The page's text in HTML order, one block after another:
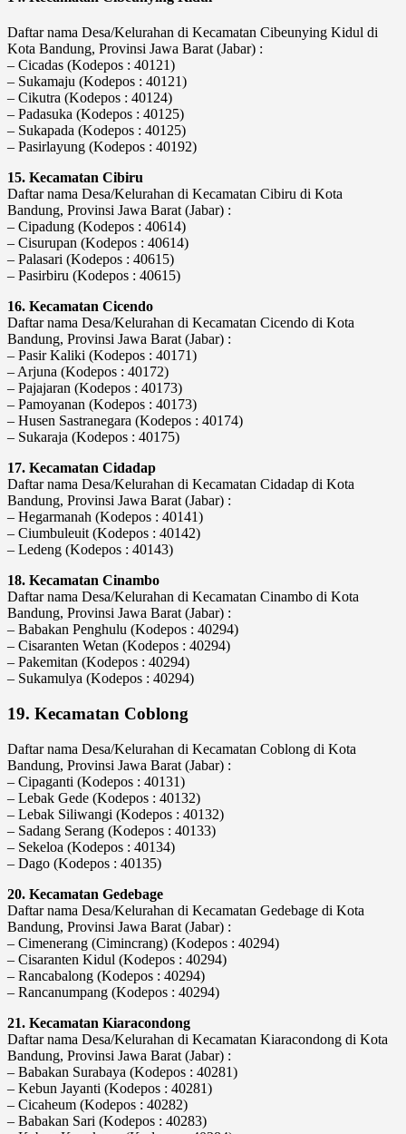
Daftar nama Desa/Kelurahan di Kecamatan Cibeunying Kidul di
Kota Bandung, Provinsi Jawa Barat (Jabar) :
– Cicadas (Kodepos : 40121)
– Sukamaju (Kodepos : 40121)
– Cikutra (Kodepos : 40124)
– Padasuka (Kodepos : 40125)
– Sukapada (Kodepos : 40125)
– Pasirlayung (Kodepos : 40192)
15. Kecamatan Cibiru
Daftar nama Desa/Kelurahan di Kecamatan Cibiru di Kota
Bandung, Provinsi Jawa Barat (Jabar) :
– Cipadung (Kodepos : 40614)
– Cisurupan (Kodepos : 40614)
– Palasari (Kodepos : 40615)
– Pasirbiru (Kodepos : 40615)
16. Kecamatan Cicendo
Daftar nama Desa/Kelurahan di Kecamatan Cicendo di Kota
Bandung, Provinsi Jawa Barat (Jabar) :
– Pasir Kaliki (Kodepos : 40171)
– Arjuna (Kodepos : 40172)
– Pajajaran (Kodepos : 40173)
– Pamoyanan (Kodepos : 40173)
– Husen Sastranegara (Kodepos : 40174)
– Sukaraja (Kodepos : 40175)
17. Kecamatan Cidadap
Daftar nama Desa/Kelurahan di Kecamatan Cidadap di Kota
Bandung, Provinsi Jawa Barat (Jabar) :
– Hegarmanah (Kodepos : 40141)
– Ciumbuleuit (Kodepos : 40142)
– Ledeng (Kodepos : 40143)
18. Kecamatan Cinambo
Daftar nama Desa/Kelurahan di Kecamatan Cinambo di Kota
Bandung, Provinsi Jawa Barat (Jabar) :
– Babakan Penghulu (Kodepos : 40294)
– Cisaranten Wetan (Kodepos : 40294)
– Pakemitan (Kodepos : 40294)
– Sukamulya (Kodepos : 40294)
19. Kecamatan Coblong
Daftar nama Desa/Kelurahan di Kecamatan Coblong di Kota
Bandung, Provinsi Jawa Barat (Jabar) :
– Cipaganti (Kodepos : 40131)
– Lebak Gede (Kodepos : 40132)
– Lebak Siliwangi (Kodepos : 40132)
– Sadang Serang (Kodepos : 40133)
– Sekeloa (Kodepos : 40134)
– Dago (Kodepos : 40135)
20. Kecamatan Gedebage
Daftar nama Desa/Kelurahan di Kecamatan Gedebage di Kota
Bandung, Provinsi Jawa Barat (Jabar) :
– Cimenerang (Cimincrang) (Kodepos : 40294)
– Cisaranten Kidul (Kodepos : 40294)
– Rancabalong (Kodepos : 40294)
– Rancanumpang (Kodepos : 40294)
21. Kecamatan Kiaracondong
Daftar nama Desa/Kelurahan di Kecamatan Kiaracondong di Kota
Bandung, Provinsi Jawa Barat (Jabar) :
– Babakan Surabaya (Kodepos : 40281)
– Kebun Jayanti (Kodepos : 40281)
– Cicaheum (Kodepos : 40282)
– Babakan Sari (Kodepos : 40283)